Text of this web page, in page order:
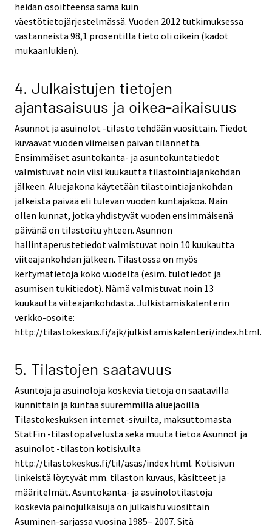
heidän osoitteensa sama kuin
väestötietojärjestelmässä. Vuoden 2012 tutkimuksessa
vastanneista 98,1 prosentilla tieto oli oikein (kadot
mukaanlukien).
4. Julkaistujen tietojen
ajantasaisuus ja oikea-aikaisuus
Asunnot ja asuinolot -tilasto tehdään vuosittain. Tiedot
kuvaavat vuoden viimeisen päivän tilannetta.
Ensimmäiset asuntokanta- ja asuntokuntatiedot
valmistuvat noin viisi kuukautta tilastointiajankohdan
jälkeen. Aluejakona käytetään tilastointiajankohdan
jälkeistä päivää eli tulevan vuoden kuntajakoa. Näin
ollen kunnat, jotka yhdistyvät vuoden ensimmäisenä
päivänä on tilastoitu yhteen. Asunnon
hallintaperustetiedot valmistuvat noin 10 kuukautta
viiteajankohdan jälkeen. Tilastossa on myös
kertymätietoja koko vuodelta (esim. tulotiedot ja
asumisen tukitiedot). Nämä valmistuvat noin 13
kuukautta viiteajankohdasta. Julkistamiskalenterin
verkko-osoite:
http://tilastokeskus.fi/ajk/julkistamiskalenteri/index.html.
5. Tilastojen saatavuus
Asuntoja ja asuinoloja koskevia tietoja on saatavilla
kunnittain ja kuntaa suuremmilla aluejaoilla
Tilastokeskuksen internet-sivuilta, maksuttomasta
StatFin -tilastopalvelusta sekä muuta tietoa Asunnot ja
asuinolot -tilaston kotisivulta
http://tilastokeskus.fi/til/asas/index.html. Kotisivun
linkeistä löytyvät mm. tilaston kuvaus, käsitteet ja
määritelmät. Asuntokanta- ja asuinolotilastoja
koskevia painojulkaisuja on julkaistu vuosittain
Asuminen-sarjassa vuosina 1985– 2007. Sitä